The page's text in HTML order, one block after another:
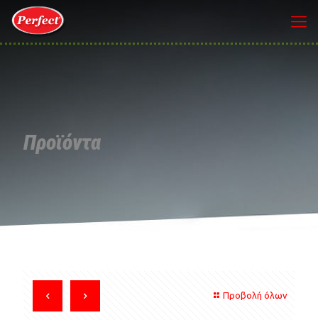
Προϊόντα
Προβολή όλων